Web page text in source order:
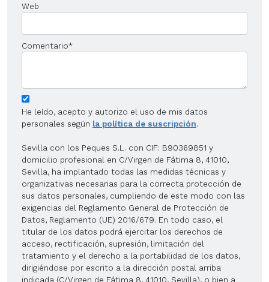
Web
Comentario*
He leído, acepto y autorizo el uso de mis datos
personales según la política de suscripción.
Sevilla con los Peques S.L. con CIF: B90369851 y
domicilio profesional en C/Virgen de Fátima 8, 41010,
Sevilla, ha implantado todas las medidas técnicas y
organizativas necesarias para la correcta protección de
sus datos personales, cumpliendo de este modo con las
exigencias del Reglamento General de Protección de
Datos, Reglamento (UE) 2016/679. En todo caso, el
titular de los datos podrá ejercitar los derechos de
acceso, rectificación, supresión, limitación del
tratamiento y el derecho a la portabilidad de los datos,
dirigiéndose por escrito a la dirección postal arriba
indicada (C/Virgen de Fátima 8, 41010, Sevilla), o bien a